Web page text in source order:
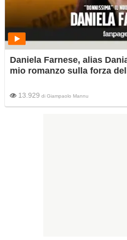
Daniela Farnese, alias
mio romanzo sulla forza
13.929 di Giampaolo Mannu